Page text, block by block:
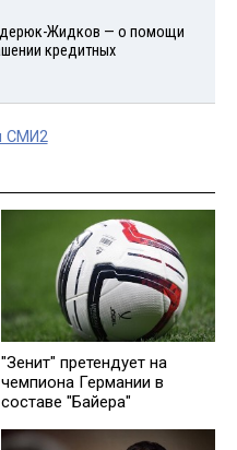
Жидков — о помощи
кредитных
СМИ2
"Зенит" претендует на
чемпиона Германии в
составе "Байера"